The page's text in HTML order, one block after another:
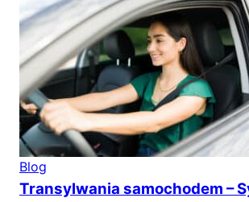
Blog
Transylwania samochodem –